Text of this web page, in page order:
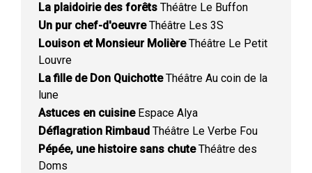
La plaidoirie des forêts Théâtre Le Buffon
Un pur chef-d'oeuvreThéâtre Les 3S
Louison et Monsieur MolièreThéâtre Le Petit
Louvre
La fille de Don QuichotteThéâtre Au coin de la
lune
Astuces en cuisineEspace Alya
Déflagration Rimbaud Théâtre Le Verbe Fou
Pépée, une histoire sans chuteThéâtre des
Doms